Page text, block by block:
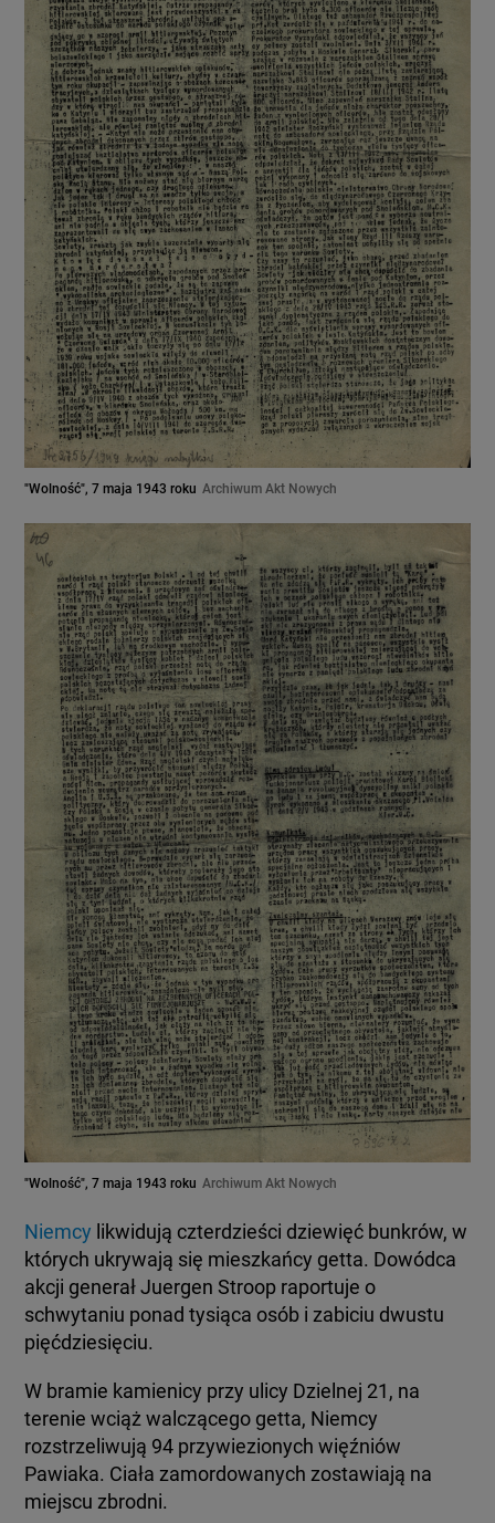
"Wolność", 7 maja 1943 roku Archiwum Akt Nowych
"Wolność", 7 maja 1943 roku Archiwum Akt Nowych
Niemcy likwidują czterdzieści dziewięć bunkrów, w
których ukrywają się mieszkańcy getta. Dowódca
akcji generał Juergen Stroop raportuje o
schwytaniu ponad tysiąca osób i zabiciu dwustu
pięćdziesięciu.
W bramie kamienicy przy ulicy Dzielnej 21, na
terenie wciąż walczącego getta, Niemcy
rozstrzeliwują 94 przywiezionych więźniów
Pawiaka. Ciała zamordowanych zostawiają na
miejscu zbrodni.